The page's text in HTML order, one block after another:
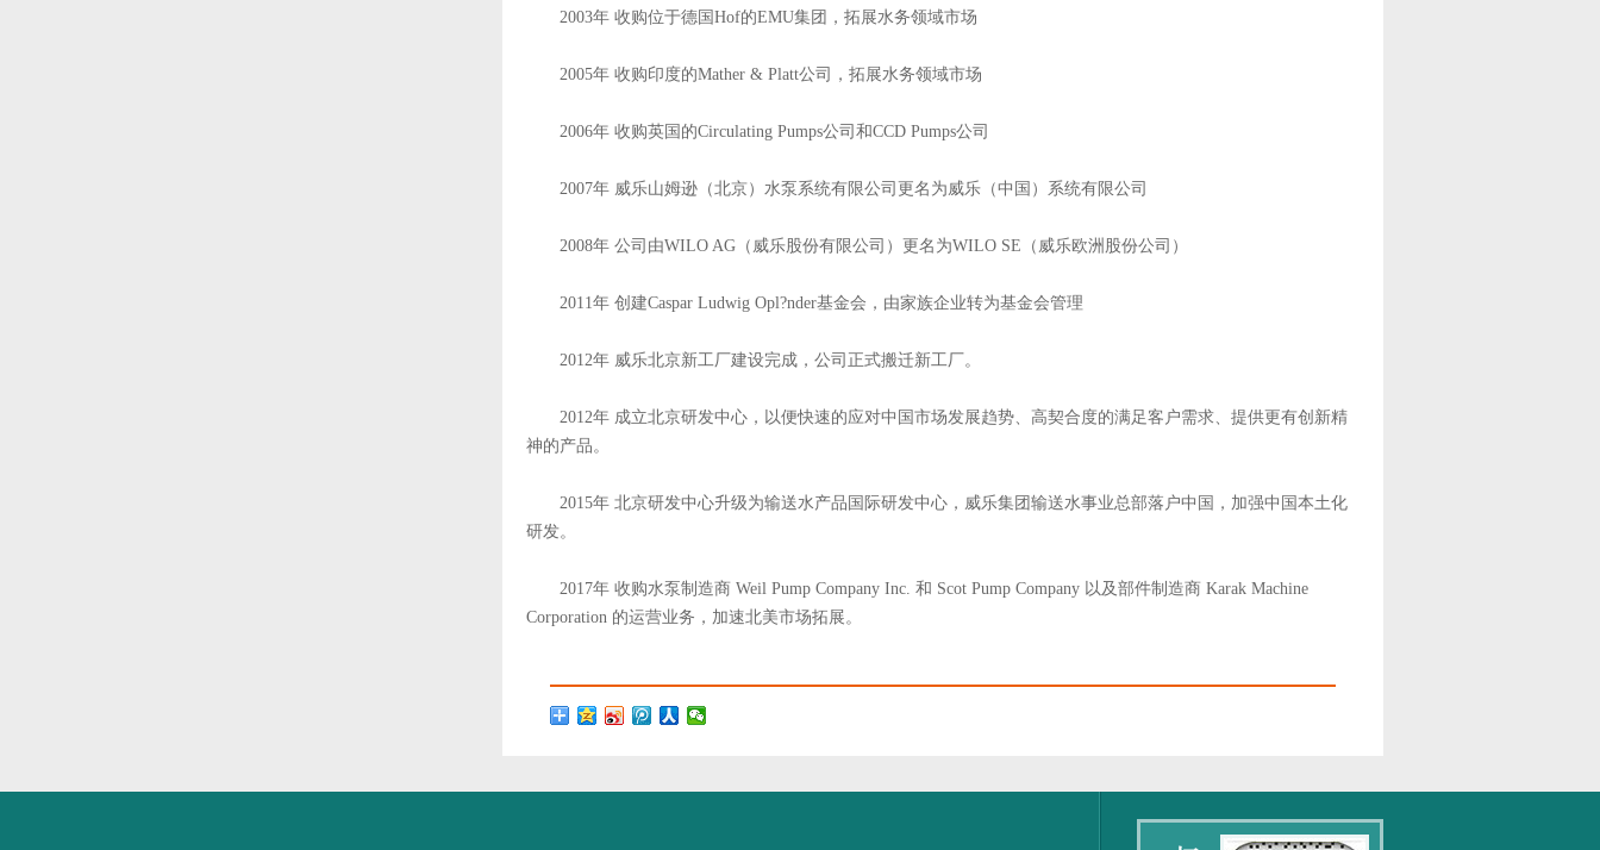
2003年 收购位于德国Hof的EMU集团，拓展水务领域市场
2005年 收购印度的Mather & Platt公司，拓展水务领域市场
2006年 收购英国的Circulating Pumps公司和CCD Pumps公司
2007年 威乐山姆逊（北京）水泵系统有限公司更名为威乐（中国）系统有限公司
2008年 公司由WILO AG（威乐股份有限公司）更名为WILO SE（威乐欧洲股份公司）
2011年 创建Caspar Ludwig Opl?nder基金会，由家族企业转为基金会管理
2012年 威乐北京新工厂建设完成，公司正式搬迁新工厂。
2012年 成立北京研发中心，以便快速的应对中国市场发展趋势、高契合度的满足客户需求、提供更有创新精
神的产品。
2015年 北京研发中心升级为输送水产品国际研发中心，威乐集团输送水事业总部落户中国，加强中国本土化
研发。
2017年 收购水泵制造商 Weil Pump Company Inc. 和 Scot Pump Company 以及部件制造商 Karak Machine
Corporation 的运营业务，加速北美市场拓展。